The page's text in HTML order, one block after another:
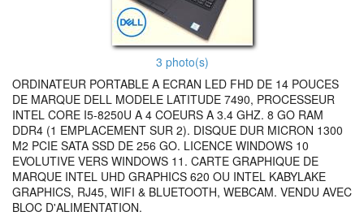
3 photo(s)
ORDINATEUR PORTABLE A ECRAN LED FHD DE 14 POUCES
DE MARQUE DELL MODELE LATITUDE 7490, PROCESSEUR
INTEL CORE I5-8250U A 4 COEURS A 3.4 GHZ. 8 GO RAM
DDR4 (1 EMPLACEMENT SUR 2). DISQUE DUR MICRON 1300
M2 PCIE SATA SSD DE 256 GO. LICENCE WINDOWS 10
EVOLUTIVE VERS WINDOWS 11. CARTE GRAPHIQUE DE
MARQUE INTEL UHD GRAPHICS 620 OU INTEL KABYLAKE
GRAPHICS, RJ45, WIFI & BLUETOOTH, WEBCAM. VENDU AVEC
BLOC D'ALIMENTATION.